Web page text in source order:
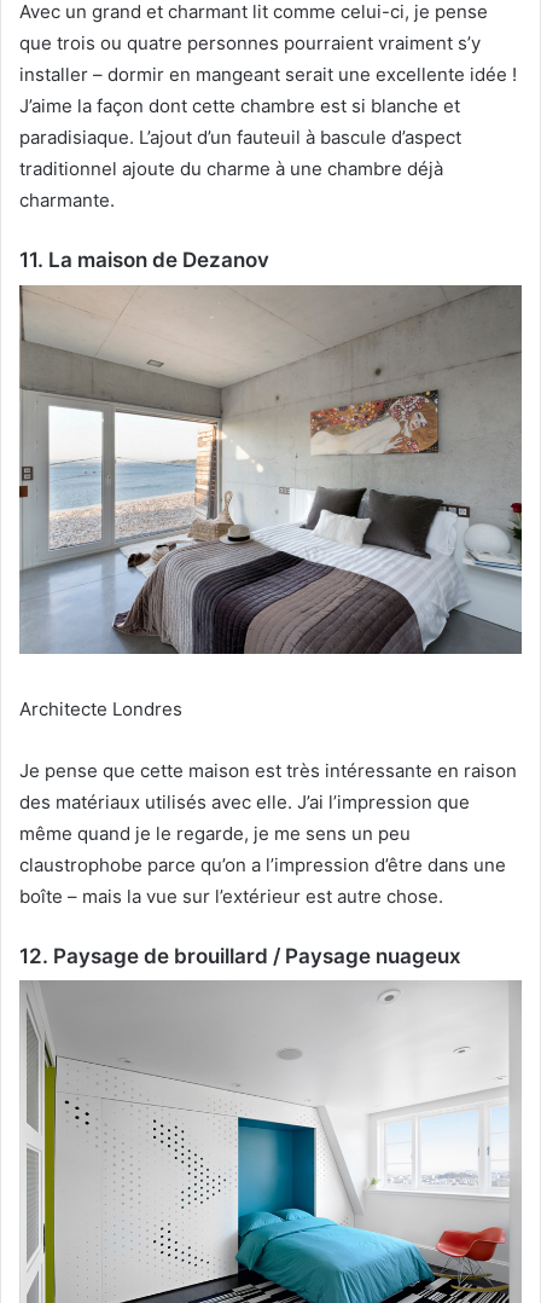
Avec un grand et charmant lit comme celui-ci, je pense
que trois ou quatre personnes pourraient vraiment s’y
installer – dormir en mangeant serait une excellente idée !
J’aime la façon dont cette chambre est si blanche et
paradisiaque. L’ajout d’un fauteuil à bascule d’aspect
traditionnel ajoute du charme à une chambre déjà
charmante.
11. La maison de Dezanov
Architecte Londres
Je pense que cette maison est très intéressante en raison
des matériaux utilisés avec elle. J’ai l’impression que
même quand je le regarde, je me sens un peu
claustrophobe parce qu’on a l’impression d’être dans une
boîte – mais la vue sur l’extérieur est autre chose.
12. Paysage de brouillard / Paysage nuageux